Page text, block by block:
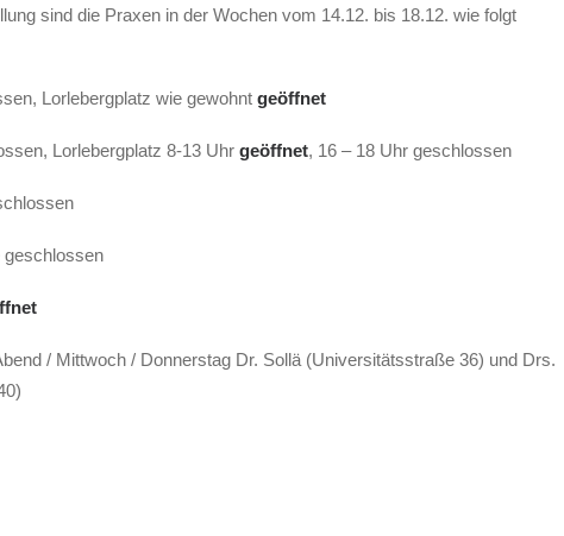
sind die Praxen in der Wochen vom 14.12. bis 18.12. wie folgt
Lorlebergplatz wie gewohnt geöffnet
Lorlebergplatz 8-13 Uhr geöffnet, 16 – 18 Uhr geschlossen
geschlossen
/ Mittwoch / Donnerstag Dr. Sollä (Universitätsstraße 36) und Drs.